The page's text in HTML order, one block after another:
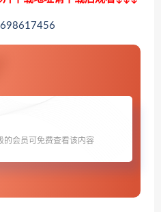
698617456
的会员可免费查看该内容